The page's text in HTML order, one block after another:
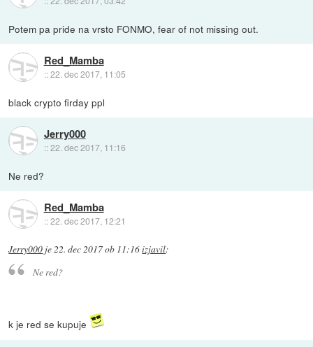
Potem pa pride na vrsto FONMO, fear of not missing out.
Red_Mamba
::22. dec 2017, 11:05
black crypto firday ppl
Jerry000
::22. dec 2017, 11:16
Ne red?
Red_Mamba
::22. dec 2017, 12:21
Jerry000 je22. dec 2017 ob 11:16izjavil:
Ne red?
k je red se kupuje